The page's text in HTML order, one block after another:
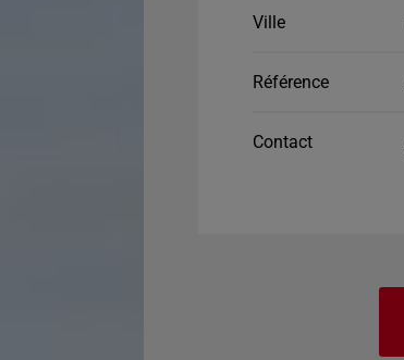
Ville
Référence
Contact